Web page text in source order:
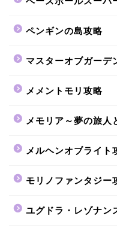
ペンギンの島攻略
マスターオブガーデ
メメントモリ攻略
メモリア～夢の旅人
メルヘンオブライト
モリノファンタジー
ユグドラ・レゾナン